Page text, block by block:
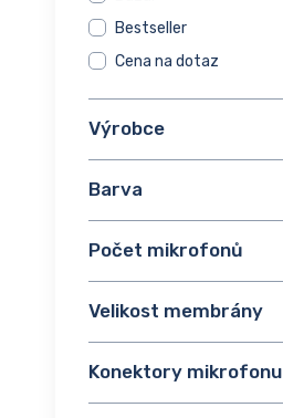
Bestseller
Cena na dotaz
Výrobce
Barva
Počet mikrofonů
Velikost membrány
Konektory mikrofonu